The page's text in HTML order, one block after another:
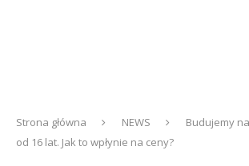
Strona główna NEWS
Budujemy
od 16 lat. Jak to wpłynie na ceny?